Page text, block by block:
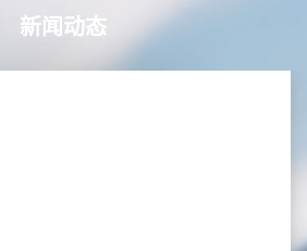
新闻动态